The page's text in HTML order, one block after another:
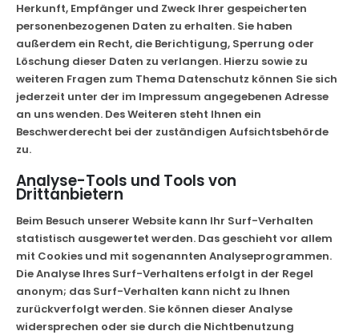
Herkunft, Empfänger und Zweck Ihrer gespeicherten
personenbezogenen Daten zu erhalten. Sie haben
außerdem ein Recht, die Berichtigung, Sperrung oder
Löschung dieser Daten zu verlangen. Hierzu sowie zu
weiteren Fragen zum Thema Datenschutz können Sie sich
jederzeit unter der im Impressum angegebenen Adresse
an uns wenden. Des Weiteren steht Ihnen ein
Beschwerderecht bei der zuständigen Aufsichtsbehörde
zu.
Analyse-Tools und Tools von
Drittanbietern
Beim Besuch unserer Website kann Ihr Surf-Verhalten
statistisch ausgewertet werden. Das geschieht vor allem
mit Cookies und mit sogenannten Analyseprogrammen.
Die Analyse Ihres Surf-Verhaltens erfolgt in der Regel
anonym; das Surf-Verhalten kann nicht zu Ihnen
zurückverfolgt werden. Sie können dieser Analyse
widersprechen oder sie durch die Nichtbenutzung